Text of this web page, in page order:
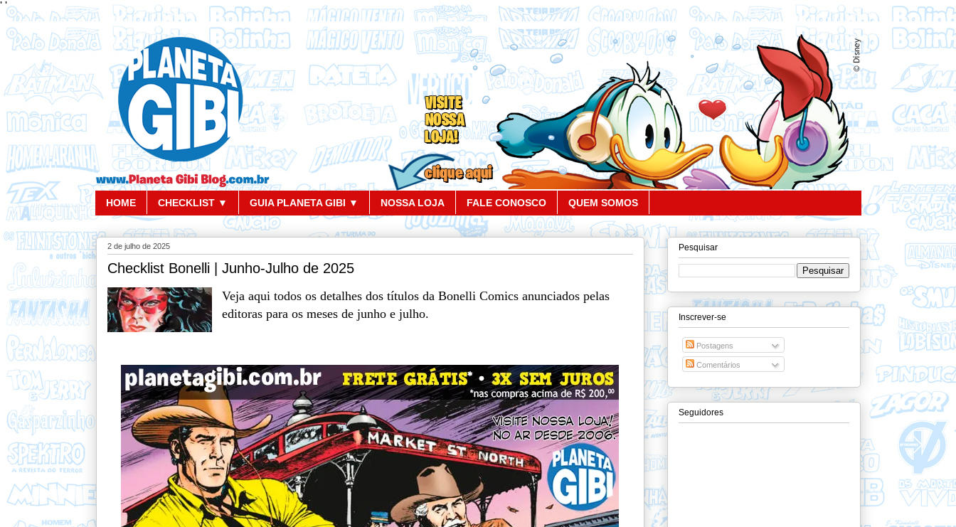
' '
HOME CHECKLIST ▼ GUIA PLANETA GIBI ▼ NOSSA LOJA FALE CONOSCO QUEM SOMOS
2 de julho de 2025
Checklist Bonelli | Junho-Julho de 2025
Veja aqui todos os detalhes dos títulos da Bonelli Comics anunciados pelas
editoras para os meses de junho e julho.
Pesquisar
Inscrever-se
Postagens
Comentários
Seguidores